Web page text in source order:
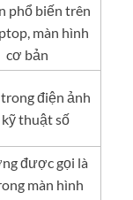
phổ biến trên
màn hình
cơ bản
điện ảnh
kỹ thuật số
được gọi là
màn hình